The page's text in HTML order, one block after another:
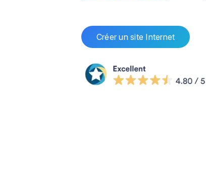
Créer un site Internet